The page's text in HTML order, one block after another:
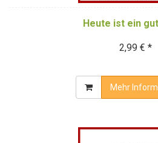
Heute ist ein
2,99 € *
Mehr